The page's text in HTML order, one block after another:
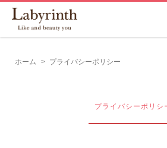
ホーム > プライバシーポリシー
プライバシーポリシ